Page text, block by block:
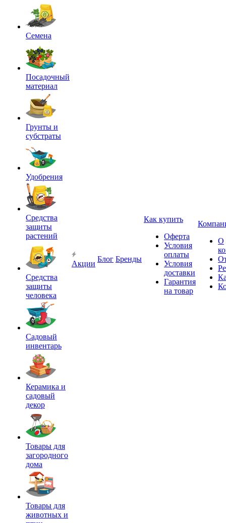
Семена
Посадочный
материал
Грунты и
субстраты
Удобрения
Средства
защиты
растений
Средства
защиты
человека
Садовый
инвентарь
Керамика и
садовый
декор
Товары для
загородного
дома
Товары для
животных и
Акции
Блог Бренды
Как купить
Оферта
Условия
оплаты
Условия
доставки
Гарантия
на товар
О